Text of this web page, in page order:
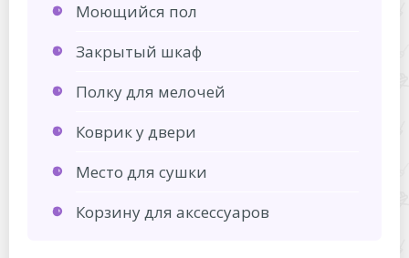
Моющийся пол
Закрытый шкаф
Полку для мелочей
Коврик у двери
Место для сушки
Корзину для аксессуаров